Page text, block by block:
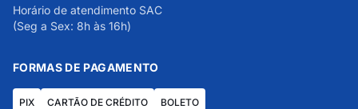
Horário de atendimento SAC
(Seg a Sex: 8h às 16h)
FORMAS DE PAGAMENTO
PIX CARTÃO DE CRÉDITO BOLETO